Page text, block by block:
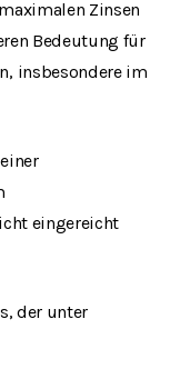
Zinsen
Bedeutung für
insbesondere im
eingereicht
der unter